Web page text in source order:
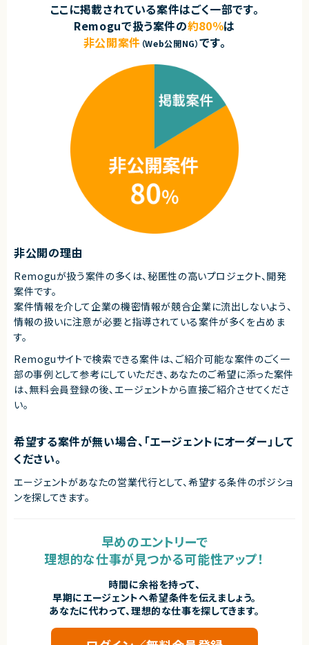
ここに掲載されている案件はごく一部です。
Remoguで扱う案件の約80％は
非公開案件 （Web公開NG）です。
非公開の理由
Remoguが扱う案件の多くは、秘匿性の高いプロジェクト、開発
案件です。
案件情報を介して企業の機密情報が競合企業に流出しないよう、
情報の扱いに注意が必要と指導されている案件が多くを占めま
す。
Remoguサイトで検索できる案件は、ご紹介可能な案件のごく一
部の事例として参考にしていただき、 あなたのご希望に添った案件
は、無料会員登録の後、エージェントから直接ご紹介させてくださ
い。
希望する案件が無い場合、「エージェントにオーダー」して
ください。
エージェントがあなたの営業代行として、希望する条件のポジショ
ンを探してきます。
早めのエントリーで
理想的な仕事が見つかる可能性アップ！
時間に余裕を持って、
早期にエージェントへ希望条件を伝えましょう。
あなたに代わって、理想的な仕事を探してきます。